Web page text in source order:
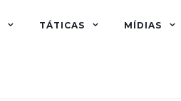
TÁTICAS MÍDIAS